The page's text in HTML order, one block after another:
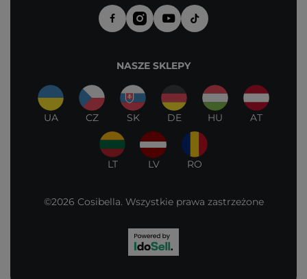
NASZE SKLEPY
UA CZ SK DE HU AT
LT LV RO
©2026 Cosibella. Wszystkie prawa zastrzeżone